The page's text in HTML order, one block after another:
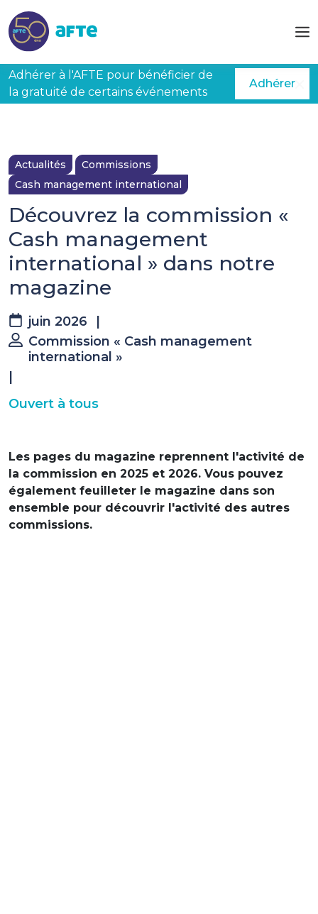
Adhérer à l'AFTE pour bénéficier de
la gratuité de certains événements
Adhérer
Actualités
Commissions
Cash management international
Découvrez la commission «
Cash management
international » dans notre
magazine
juin 2026
Commission « Cash management
international »
Ouvert à tous
Les pages du magazine reprennent l'activité de
la commission en 2025 et 2026. Vous pouvez
également feuilleter le magazine dans son
ensemble pour découvrir l'activité des autres
commissions.